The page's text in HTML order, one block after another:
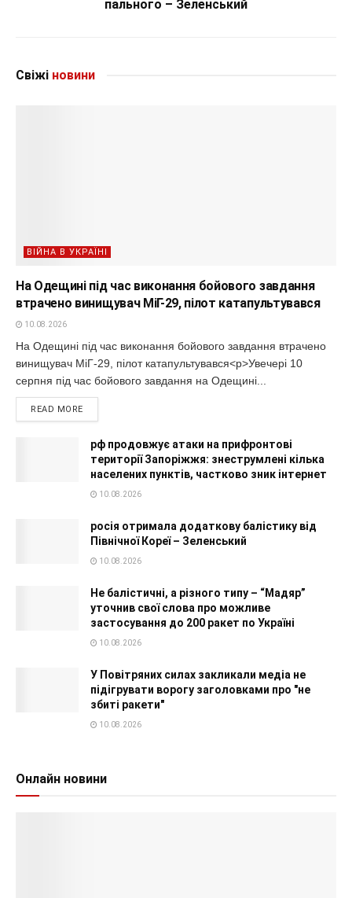
пального – Зеленський
Свіжі новини
ВІЙНА В УКРАЇНІ
На Одещині під час виконання бойового завдання
втрачено винищувач МіГ-29, пілот катапультувався
10.08.2026
На Одещині під час виконання бойового завдання втрачено
винищувач МіГ-29, пілот катапультувався<p>Увечері 10
серпня під час бойового завдання на Одещині...
READ MORE
рф продовжує атаки на прифронтові
території Запоріжжя: знеструмлені кілька
населених пунктів, частково зник інтернет
10.08.2026
росія отримала додаткову балістику від
Північної Кореї – Зеленський
10.08.2026
Не балістичні, а різного типу – “Мадяр”
уточнив свої слова про можливе
застосування до 200 ракет по Україні
10.08.2026
У Повітряних силах закликали медіа не
підігрувати ворогу заголовками про "не
збиті ракети"
10.08.2026
Онлайн новини